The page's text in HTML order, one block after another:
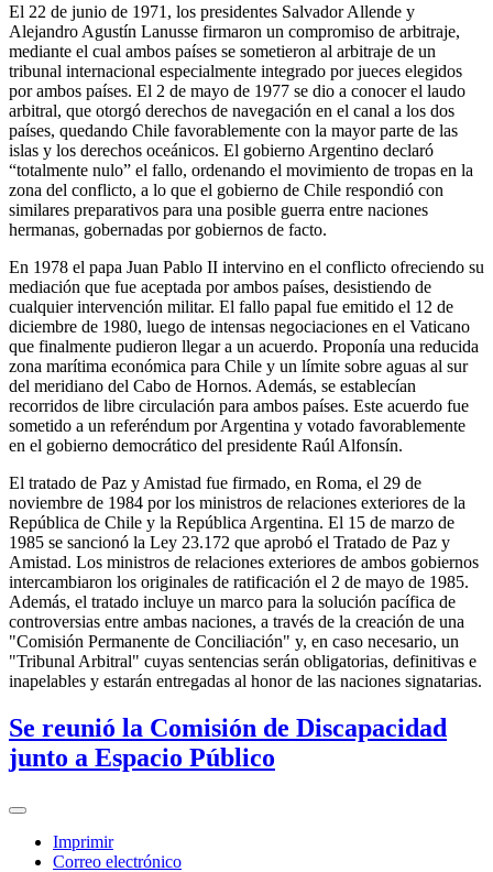
El 22 de junio de 1971, los presidentes Salvador Allende y
Alejandro Agustín Lanusse firmaron un compromiso de arbitraje,
mediante el cual ambos países se sometieron al arbitraje de un
tribunal internacional especialmente integrado por jueces elegidos
por ambos países. El 2 de mayo de 1977 se dio a conocer el laudo
arbitral, que otorgó derechos de navegación en el canal a los dos
países, quedando Chile favorablemente con la mayor parte de las
islas y los derechos oceánicos. El gobierno Argentino declaró
“totalmente nulo” el fallo, ordenando el movimiento de tropas en la
zona del conflicto, a lo que el gobierno de Chile respondió con
similares preparativos para una posible guerra entre naciones
hermanas, gobernadas por gobiernos de facto.
En 1978 el papa Juan Pablo II intervino en el conflicto ofreciendo su
mediación que fue aceptada por ambos países, desistiendo de
cualquier intervención militar. El fallo papal fue emitido el 12 de
diciembre de 1980, luego de intensas negociaciones en el Vaticano
que finalmente pudieron llegar a un acuerdo. Proponía una reducida
zona marítima económica para Chile y un límite sobre aguas al sur
del meridiano del Cabo de Hornos. Además, se establecían
recorridos de libre circulación para ambos países. Este acuerdo fue
sometido a un referéndum por Argentina y votado favorablemente
en el gobierno democrático del presidente Raúl Alfonsín.
El tratado de Paz y Amistad fue firmado, en Roma, el 29 de
noviembre de 1984 por los ministros de relaciones exteriores de la
República de Chile y la República Argentina. El 15 de marzo de
1985 se sancionó la Ley 23.172 que aprobó el Tratado de Paz y
Amistad. Los ministros de relaciones exteriores de ambos gobiernos
intercambiaron los originales de ratificación el 2 de mayo de 1985.
Además, el tratado incluye un marco para la solución pacífica de
controversias entre ambas naciones, a través de la creación de una
"Comisión Permanente de Conciliación" y, en caso necesario, un
"Tribunal Arbitral" cuyas sentencias serán obligatorias, definitivas e
inapelables y estarán entregadas al honor de las naciones signatarias.
Se reunió la Comisión de Discapacidad
junto a Espacio Público
Imprimir
Correo electrónico